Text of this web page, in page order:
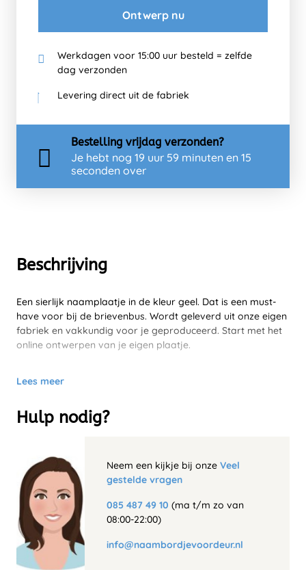
Beschrijving
Een sierlijk naamplaatje in de kleur geel. Dat is een must-
have voor bij de brievenbus. Wordt geleverd uit onze eigen
fabriek en vakkundig voor je geproduceerd. Start met het
online ontwerpen van je eigen plaatje.
Lees meer
Hulp nodig?
Neem een kijkje bij onze Veel
gestelde vragen
085 487 49 10 (ma t/m zo van
08:00-22:00)
info@naambordjevoordeur.nl
Ontwerp nu
Werkdagen voor 15:00 uur besteld = zelfde
dag verzonden
Levering direct uit de fabriek
Bestelling vrijdag verzonden?
Je hebt nog 19 uur 59 minuten en 15
seconden over